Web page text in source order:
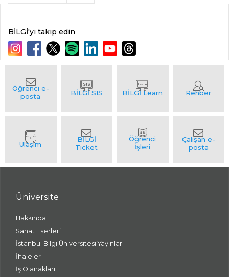
BİLGİ'yi takip edin
Üniversite
Hakkında
Sanat Eserleri
İstanbul Bilgi Üniversitesi Yayınları
İhaleler
İş Olanakları